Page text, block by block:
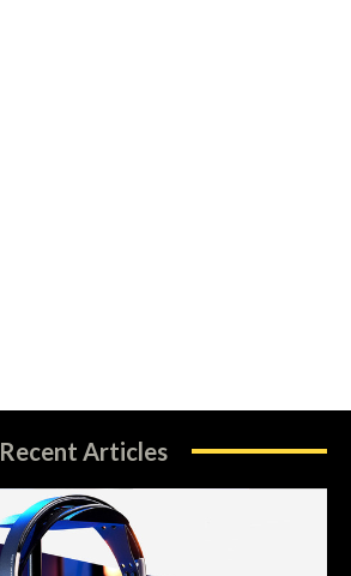
Recent Articles